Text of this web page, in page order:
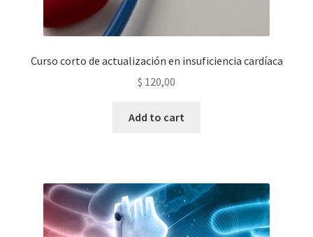
Curso corto de actualización en insuficiencia cardíaca
$ 120,00
Add to cart